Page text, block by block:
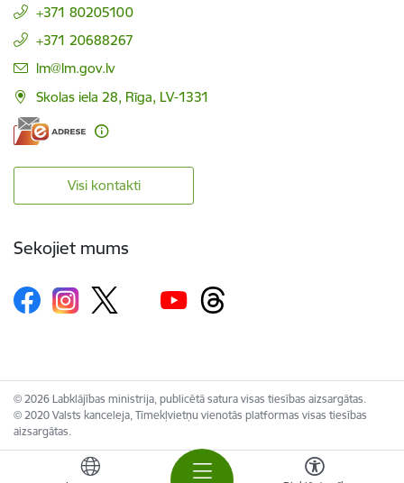
+371 80205100
+371 20688267
E-pasts:
lm@lm.gov.lv
Skolas iela 28, Rīga, LV-1331
Visi kontakti
Sekojiet mums
© 2026 Labklājības ministrija, publicētā satura visas tiesības aizsargātas.
© 2020 Valsts kanceleja, Tīmekļvietņu vienotās platformas visas tiesības
aizsargātas.